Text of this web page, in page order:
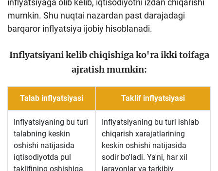
inflyatsiyaga olib kelib, iqtisodiyotni izdan chiqarishi
mumkin. Shu nuqtai nazardan past darajadagi
barqaror inflyatsiya ijobiy hisoblanadi.
Inflyatsiyani kelib chiqishiga ko'ra ikki toifaga
ajratish mumkin:
Talab inflyatsiyasi Taklif inflyatsiyasi
Inflyatsiyaning bu turi
talabning keskin
oshishi natijasida
iqtisodiyotda pul
taklifining oshishiga
Inflyatsiyaning bu turi ishlab
chiqarish xarajatlarining
keskin oshishi natijasida
sodir bo'ladi. Ya'ni, har xil
jarayonlar va tarkibiy